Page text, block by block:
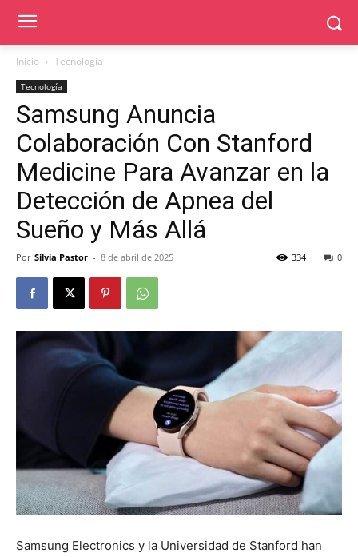
Inicio Tecnología
Tecnología
Samsung Anuncia
Colaboración Con Stanford
Medicine Para Avanzar en la
Detección de Apnea del
Sueño y Más Allá
Por Silvia Pastor - 8 de abril de 2025 0
334
Samsung Electronics y la Universidad de Stanford han